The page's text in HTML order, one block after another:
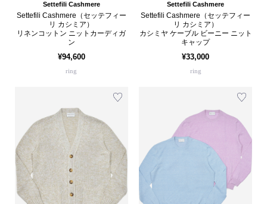
Settefili Cashmere
Settefili Cashmere（セッテフィー
リ カシミア）
リネンコットン ニットカーディガ
ン
¥94,600
ring
Settefili Cashmere
Settefili Cashmere（セッテフィー
リ カシミア）
カシミヤ ケーブル ビーニー ニット
キャップ
¥33,000
ring